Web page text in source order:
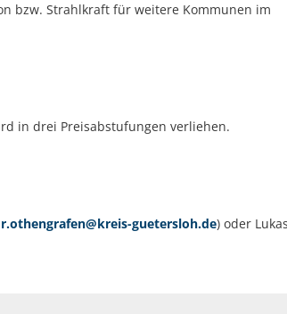
bzw. Strahlkraft für weitere Kommunen im
in drei Preisabstufungen verliehen.
r.othengrafen@kreis-guetersloh.de) oder